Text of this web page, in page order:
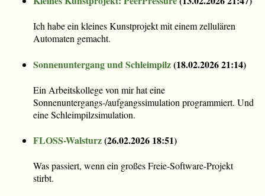
Ich habe ein kleines Kunstprojekt mit einem zellulären
Automaten gemacht.
Sonnenuntergang und Schleimpilz(18.02.2026 21:14)
Ein Arbeitskollege von mir hat eine
Sonnenuntergangs-/aufgangssimulation programmiert. Und
eine Schleimpilzsimulation.
FLOSS-Walsturz(26.02.2026 18:51)
Was passiert, wenn ein großes Freie-Software-Projekt
stirbt.